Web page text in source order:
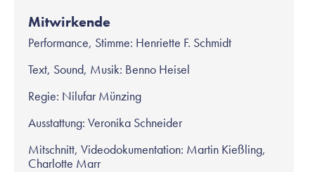
Mitwirkende
Performance, Stimme: Henriette F. Schmidt
Text, Sound, Musik: Benno Heisel
Regie: Nilufar Münzing
Ausstattung: Veronika Schneider
Mitschnitt, Videodokumentation: Martin Kießling,
Charlotte Marr